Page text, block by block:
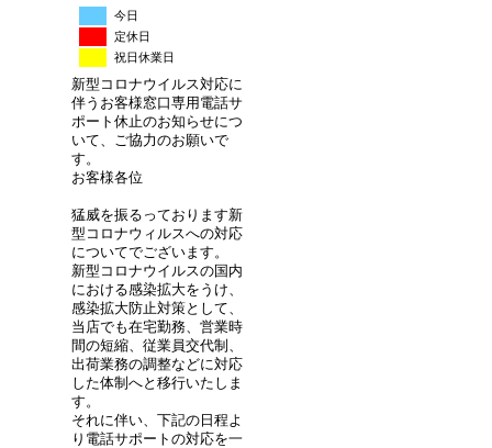
今日
定休日
祝日休業日
新型コロナウイルス対応に
伴うお客様窓口専用電話サ
ポート休止のお知らせにつ
いて、ご協力のお願いで
す。
お客様各位
猛威を振るっております新
型コロナウィルスへの対応
についてでございます。
新型コロナウイルスの国内
における感染拡大をうけ、
感染拡大防止対策として、
当店でも在宅勤務、営業時
間の短縮、従業員交代制、
出荷業務の調整などに対応
した体制へと移行いたしま
す。
それに伴い、下記の日程よ
り電話サポートの対応を一